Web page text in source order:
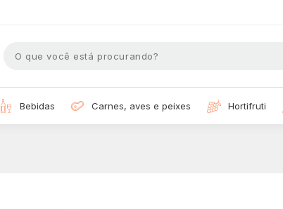
bebidas carnes, aves e peixes hortifruti